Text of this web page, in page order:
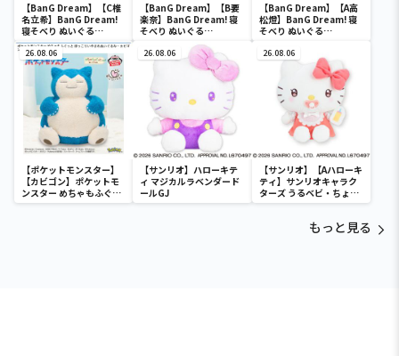
【BanG Dream】【C椎
名立希】BanG Dream!
寝そべり ぬいぐる
み“MyGO!!!!!”Vol.2（EX
）
【BanG Dream】【B要
楽奈】BanG Dream! 寝
そべり ぬいぐる
み“MyGO!!!!!”Vol.1（EX
）
【BanG Dream】【A高
松燈】BanG Dream! 寝
そべり ぬいぐる
）
26.08.06
【ポケットモンスター】
【カビゴン】ポケットモ
ンスター めちゃもふぐっ
と ほっこりいやされぬい
26.08.06
【サンリオ】ハローキテ
ィ マジカルラベンダード
ールGJ
26.08.06
【サンリオ】【Aハローキ
ティ】サンリオキャラク
ターズ うるベビ・ちょい
デカドール
もっと見る